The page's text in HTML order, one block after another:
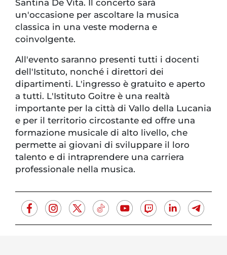
Santina De Vita. Il concerto sarà
un'occasione per ascoltare la musica
classica in una veste moderna e
coinvolgente.
All'evento saranno presenti tutti i docenti
dell'Istituto, nonché i direttori dei
dipartimenti. L'ingresso è gratuito e aperto
a tutti. L'Istituto Goitre è una realtà
importante per la città di Vallo della Lucania
e per il territorio circostante ed offre una
formazione musicale di alto livello, che
permette ai giovani di sviluppare il loro
talento e di intraprendere una carriera
professionale nella musica.